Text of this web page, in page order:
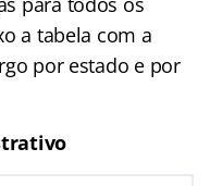
a tabela com a
por estado e por